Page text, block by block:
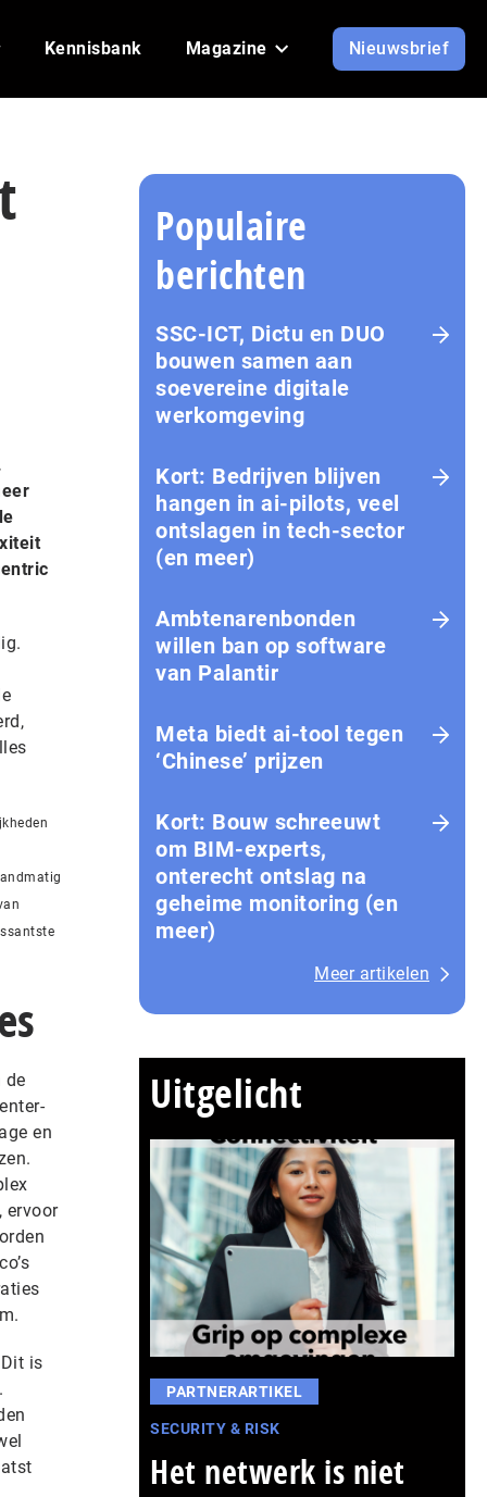
Kennisbank Magazine Nieuwsbrief
de
en
ervoor
is
Populaire
berichten
SSC-ICT, Dictu en DUO
bouwen samen aan
soevereine digitale
werkomgeving
Kort: Bedrijven blijven
hangen in ai-pilots, veel
ontslagen in tech-sector
(en meer)
Ambtenarenbonden
willen ban op software
van Palantir
Meta biedt ai-tool tegen
‘Chinese’ prijzen
Kort: Bouw schreeuwt
om BIM-experts,
onterecht ontslag na
geheime monitoring (en
meer)
Meer artikelen
Uitgelicht
PARTNERARTIKEL
SECURITY & RISK
Het netwerk is niet